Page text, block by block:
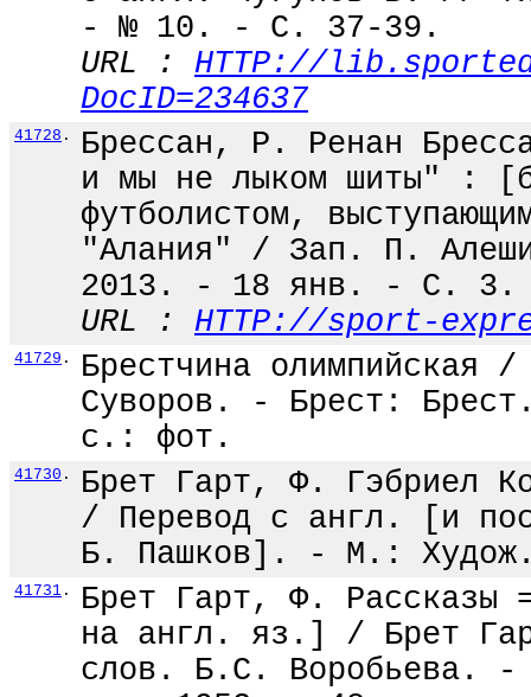
- № 10. - С. 37-39.
URL : HTTP://
DocID=234637
41728 .
Брессан, Р. Ренан
и мы не лыком шиты" :
футболистом,
"Алания" / Зап. П.
2013. - 18 янв. - С. 3.
URL : HTTP://sport-
41729 .
Брестчина
Суворов. - Брест:
с.: фот.
41730 .
Брет Гарт, Ф. Гэбриел
/ Перевод с англ. [и
Б. Пашков]. - М.:
41731 .
Брет Гарт, Ф. Рассказы
на англ. яз.] / Брет
слов. Б.С. Воробьева.